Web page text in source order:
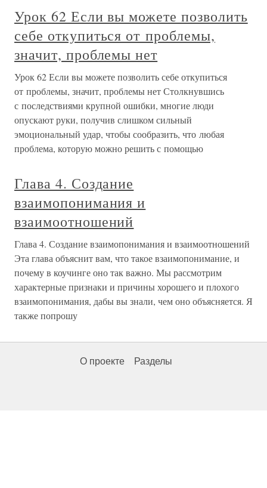
Урок 62 Если вы можете позволить
себе откупиться от проблемы,
значит, проблемы нет
Урок 62 Если вы можете позволить себе откупиться
от проблемы, значит, проблемы нет Столкнувшись
с последствиями крупной ошибки, многие люди
опускают руки, получив слишком сильный
эмоциональный удар, чтобы сообразить, что любая
проблема, которую можно решить с помощью
Глава 4. Создание
взаимопонимания и
взаимоотношений
Глава 4. Создание взаимопонимания и взаимоотношений
Эта глава объяснит вам, что такое взаимопонимание, и
почему в коучинге оно так важно. Мы рассмотрим
характерные признаки и причины хорошего и плохого
взаимопонимания, дабы вы знали, чем оно объясняется. Я
также попрошу
О проекте Разделы